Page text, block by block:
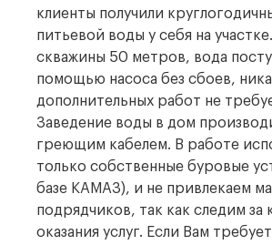
клиенты получили
питьевой воды у себя на
скважины 50 метров, вода
помощью насоса без сбоев,
дополнительных работ не
Заведение воды в дом
греющим кабелем. В работе
только собственные буровые
базе КАМАЗ), и не привлекаем
подрядчиков, так как следим за
оказания услуг. Если Вам